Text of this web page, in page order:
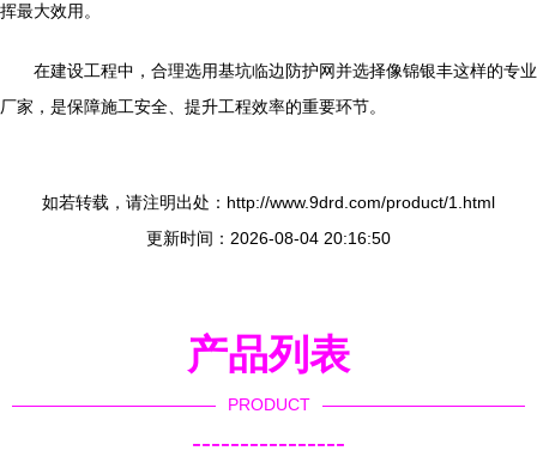
挥最大效用。
在建设工程中，合理选用基坑临边防护网并选择像锦银丰这样的专业
厂家，是保障施工安全、提升工程效率的重要环节。
如若转载，请注明出处：http://www.9drd.com/product/1.html
更新时间：2026-08-04 20:16:50
产品列表
PRODUCT
----------------